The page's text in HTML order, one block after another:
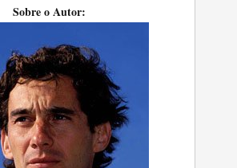
Sobre o Autor: